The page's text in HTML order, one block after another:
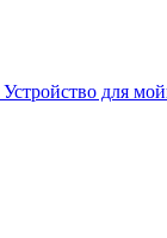
Устройство для